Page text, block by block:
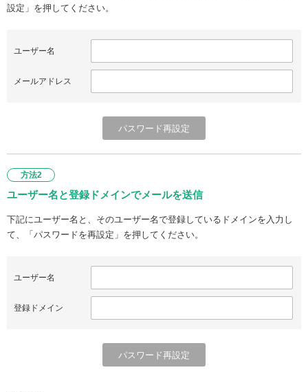
設定」を押してください。
ユーザー名
メールアドレス
方法2
ユーザー名と登録ドメインでメールを送信
下記にユーザー名と、そのユーザー名で登録しているドメインを入力し
て、「パスワードを再設定」を押してください。
ユーザー名
登録ドメイン